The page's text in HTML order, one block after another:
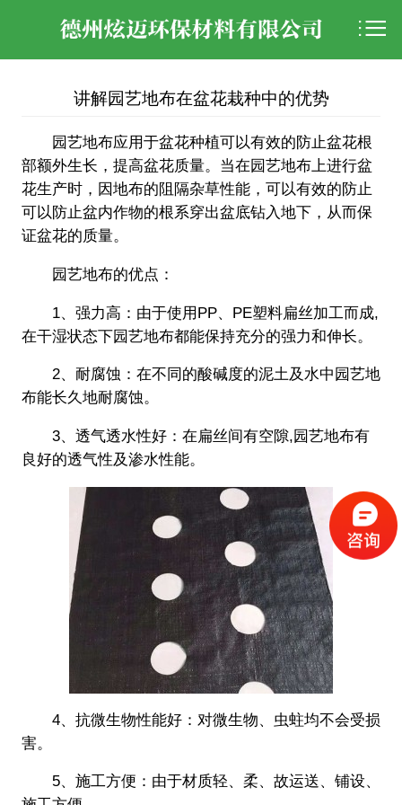

讲解园艺地布在盆花栽种中的优势
园艺地布应用于盆花种植可以有效的防止盆花根
部额外生长，提高盆花质量。当在园艺地布上进行盆
花生产时，因地布的阻隔杂草性能，可以有效的防止
可以防止盆内作物的根系穿出盆底钻入地下，从而保
证盆花的质量。
园艺地布的优点：
1、强力高：由于使用PP、PE塑料扁丝加工而成,
在干湿状态下园艺地布都能保持充分的强力和伸长。
2、耐腐蚀：在不同的酸碱度的泥土及水中园艺地
布能长久地耐腐蚀。
3、透气透水性好：在扁丝间有空隙,园艺地布有
良好的透气性及渗水性能。
4、抗微生物性能好：对微生物、虫蛀均不会受损
害。
5、施工方便：由于材质轻、柔、故运送、铺设、